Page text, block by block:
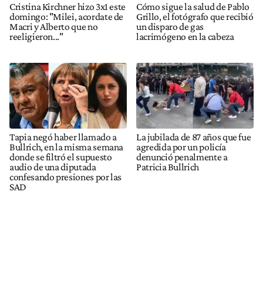
Cristina Kirchner hizo 3x1 este
domingo: "Milei, acordate de
Macri y Alberto que no
reeligieron..."
Cómo sigue la salud de Pablo
Grillo, el fotógrafo que recibió
un disparo de gas
lacrimógeno en la cabeza
Tapia negó haber llamado a
Bullrich, en la misma semana
donde se filtró el supuesto
audio de una diputada
confesando presiones por las
SAD
La jubilada de 87 años que fue
agredida por un policía
denunció penalmente a
Patricia Bullrich